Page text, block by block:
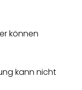
können
kann nicht